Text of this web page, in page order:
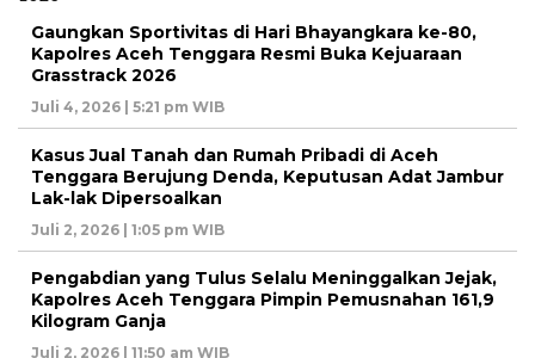
Gaungkan Sportivitas di Hari Bhayangkara ke-80,
Kapolres Aceh Tenggara Resmi Buka Kejuaraan
Grasstrack 2026
Juli 4, 2026 | 5:21 pm WIB
Kasus Jual Tanah dan Rumah Pribadi di Aceh
Tenggara Berujung Denda, Keputusan Adat Jambur
Lak-lak Dipersoalkan
Juli 2, 2026 | 1:05 pm WIB
Pengabdian yang Tulus Selalu Meninggalkan Jejak,
Kapolres Aceh Tenggara Pimpin Pemusnahan 161,9
Kilogram Ganja
Juli 2, 2026 | 11:50 am WIB